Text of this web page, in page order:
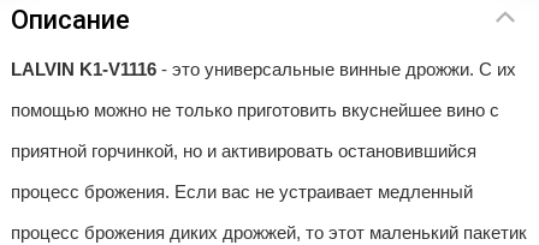
Описание
LALVIN K1-V1116 - это универсальные винные дрожжи. С их
помощью можно не только приготовить вкуснейшее вино с
приятной горчинкой, но и активировать остановившийся
процесс брожения. Если вас не устраивает медленный
процесс брожения диких дрожжей, то этот маленький пакетик